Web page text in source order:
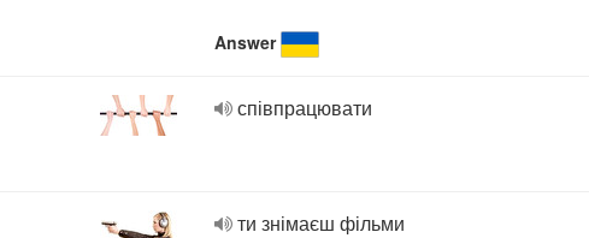
Answer
співпрацювати
ти знімаєш фільми